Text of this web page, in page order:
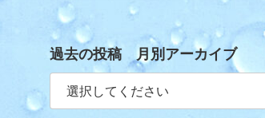
過去の投稿 月別アーカイブ